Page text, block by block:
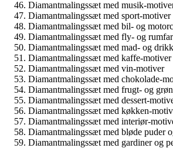
Diamantmalingssæt med musik-
Diamantmalingssæt med sport-motiver
Diamantmalingssæt med bil- og
Diamantmalingssæt med fly- og
Diamantmalingssæt med mad- og
Diamantmalingssæt med kaffe-motiver
Diamantmalingssæt med vin-motiver
Diamantmalingssæt med chokolade-
Diamantmalingssæt med frugt- og
Diamantmalingssæt med dessert-
Diamantmalingssæt med køkken-
Diamantmalingssæt med interiør-
Diamantmalingssæt med bløde puder
Diamantmalingssæt med gardiner og